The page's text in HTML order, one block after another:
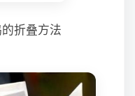
折叠方法